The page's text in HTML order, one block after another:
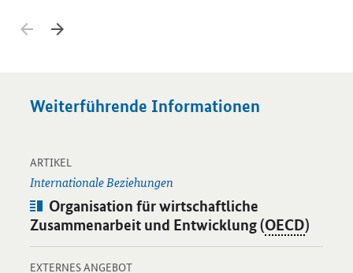
Zurück blättern
Weiterführende Informationen
ARTIKEL
Internationale Beziehungen
Artikel:
Organisation für wirtschaftliche
Zusammenarbeit und Entwicklung (OECD)
Öffnet Einzelsicht
EXTERNES ANGEBOT-
Öffnet Einzelsicht